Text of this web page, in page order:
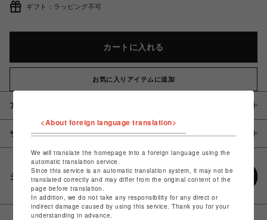
ギフト：ラッピング不可
カートに入れる
お気に入りアイテムに追加
アイテム説明 / 素材
サイズ
シェアする
<About foreign language translation>
We will translate the homepage into a foreign language using the
automatic translation service.
Since this service is an automatic translation system, it may not be
translated correctly and may differ from the original content of the
page before translation.
In addition, we do not take any responsibility for any direct or
indirect damage caused by using this service. Thank you for your
understanding in advance.